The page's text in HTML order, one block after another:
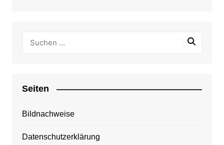
Seiten
Bildnachweise
Datenschutzerklärung